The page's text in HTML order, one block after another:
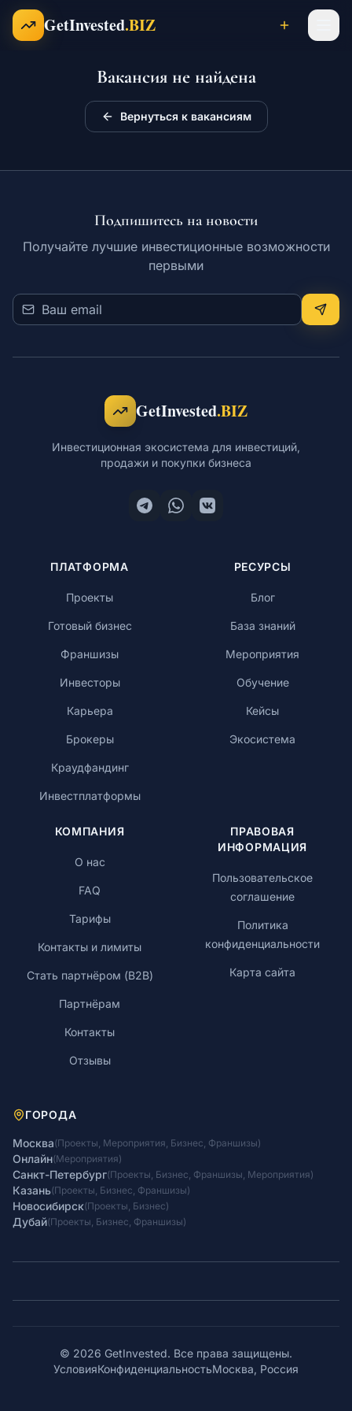
Перейти к содержимому
GetInvested.BIZ
Проекты
Обучение
Вакансия не найдена
Вернуться к вакансиям
Подпишитесь на новости
Получайте лучшие инвестиционные возможности
первыми
GetInvested.BIZ
Инвестиционная экосистема для инвестиций,
продажи и покупки бизнеса
ПЛАТФОРМА
Проекты
Готовый бизнес
Франшизы
Инвесторы
Карьера
Брокеры
Краудфандинг
Инвестплатформы
РЕСУРСЫ
Блог
База знаний
Мероприятия
Обучение
Кейсы
Экосистема
КОМПАНИЯ
О нас
FAQ
Тарифы
Контакты и лимиты
Стать партнёром (B2B)
Партнёрам
Контакты
Отзывы
ПРАВОВАЯ
ИНФОРМАЦИЯ
Пользовательское
соглашение
Политика
конфиденциальности
Карта сайта
ГОРОДА
Москва(Проекты, Мероприятия, Бизнес, Франшизы)
Онлайн(Мероприятия)
Санкт-Петербург(Проекты, Бизнес, Франшизы, Мероприятия)
Казань(Проекты, Бизнес, Франшизы)
Новосибирск(Проекты, Бизнес)
Дубай(Проекты, Бизнес, Франшизы)
© 2026 GetInvested. Все права защищены.
УсловияКонфиденциальностьМосква, Россия